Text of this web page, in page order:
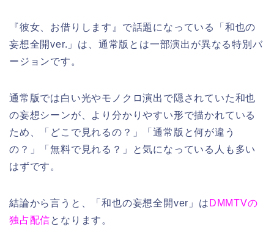
『彼女、お借りします』で話題になっている「和也の
妄想全開ver.」は、通常版とは一部演出が異なる特別バ
ージョンです。
通常版では白い光やモノクロ演出で隠されていた和也
の妄想シーンが、より分かりやすい形で描かれている
ため、「どこで見れるの？」「通常版と何が違う
の？」「無料で見れる？」と気になっている人も多い
はずです。
結論から言うと、「和也の妄想全開ver」は DMMTVの
独占配信となります。